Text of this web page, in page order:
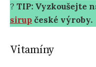
? TIP: Vyzkoušejte
sirup české výroby.
Vitamíny